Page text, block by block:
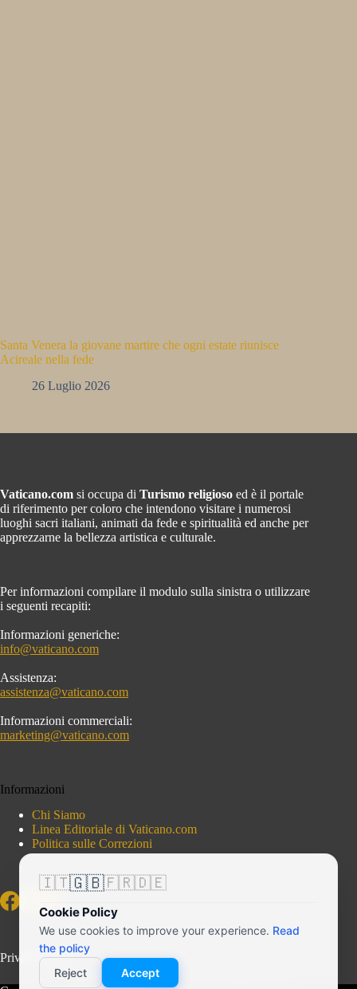
Santa Venera la giovane martire che ogni estate riunisce
Acireale nella fede
26 Luglio 2026
Vaticano.com si occupa di Turismo religioso ed è il portale
di riferimento per coloro che intendono visitare i numerosi
luoghi sacri italiani, animati da fede e spiritualità ed anche per
apprezzarne la bellezza artistica e culturale.
Per informazioni compilare il modulo sulla sinistra o utilizzare
i seguenti recapiti:
Informazioni generiche:
info@vaticano.com
Assistenza:
assistenza@vaticano.com
Informazioni commerciali:
marketing@vaticano.com
Informazioni
Chi Siamo
Linea Editoriale di Vaticano.com
Politica sulle Correzioni
Privacy Policy
🇮🇹🇬🇧🇫🇷🇩🇪
Cookie Policy
We use cookies to improve your experience. Read
the policy
Reject
Accept